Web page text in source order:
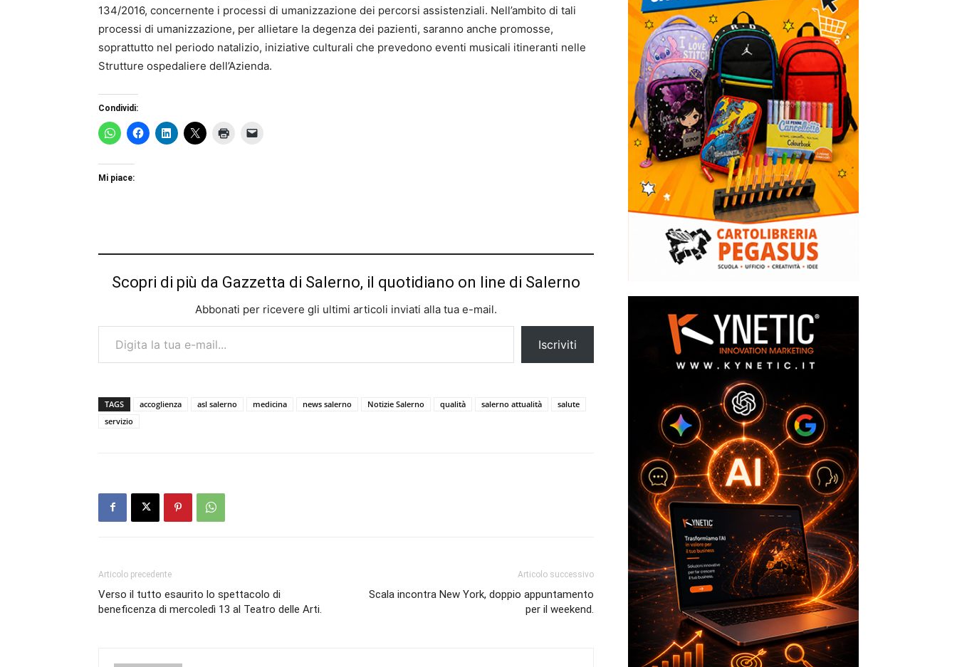
134/2016, concernente i processi di umanizzazione dei percorsi assistenziali. Nell’ambito di tali
processi di umanizzazione, per allietare la degenza dei pazienti, saranno anche promosse,
soprattutto nel periodo natalizio, iniziative culturali che prevedono eventi musicali itineranti nelle
Strutture ospedaliere dell’Azienda.
Condividi:
Mi piace:
Scopri di più da Gazzetta di Salerno, il quotidiano on line di Salerno
Abbonati per ricevere gli ultimi articoli inviati alla tua e-mail.
Digita la tua e-mail...
Iscriviti
TAGS accoglienza asl salerno medicina news salerno Notizie Salerno qualità salerno attualità
salute
servizio
Articolo precedente
Verso il tutto esaurito lo spettacolo di
beneficenza di mercoledì 13 al Teatro delle Arti.
Articolo successivo
Scala incontra New York, doppio appuntamento
per il weekend.